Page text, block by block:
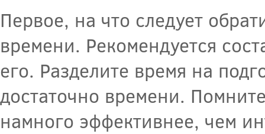
Первое, на что следует
времени. Рекомендуется
его. Разделите время на
достаточно времени.
намного эффективнее, чем